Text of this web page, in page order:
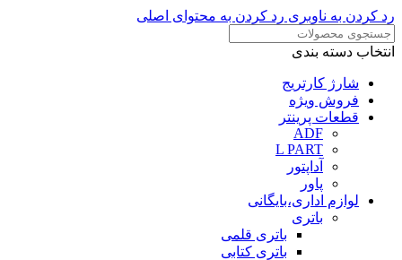
رد کردن به ناوبری رد کردن به محتوای اصلی
انتخاب دسته بندی
شارژ کارتریج
فروش ویژه
قطعات پرینتر
ADF
L PART
آداپتور
پاور
لوازم اداری،بایگانی
باتری
باتری قلمی
باتری کتابی